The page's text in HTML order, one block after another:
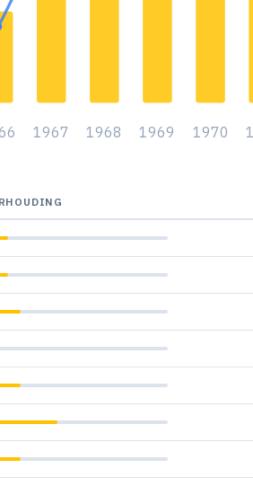
1967 1968 1969 1970